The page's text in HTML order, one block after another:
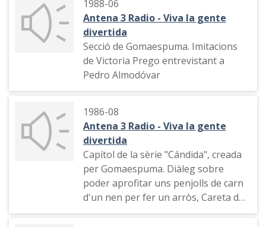
1988-06
Antena 3 Radio - Viva la gente
divertida
Secció de Gomaespuma. Imitacions
de Victoria Prego entrevistant a
Pedro Almodóvar
1986-08
Antena 3 Radio - Viva la gente
divertida
Capítol de la sèrie "Cándida", creada
per Gomaespuma. Diàleg sobre
poder aprofitar uns penjolls de carn
d'un nen per fer un arròs, Careta de
la sèrie.